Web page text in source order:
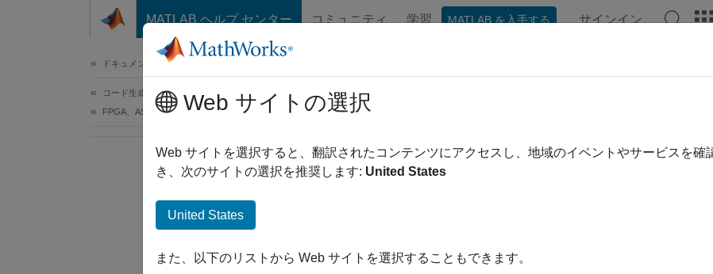
コンテンツへスキップ
MATLAB ヘルプ センター コミュニティ 学習 MATLAB を入手する サインイン
ドキュメンテーションのホーム
コード生成
FPGA、ASIC、および SoC 開発
この情報は役に立ちました
Web サイトの選択
Web サイトを選択すると、翻訳されたコンテンツにアクセスし、地域のイベントやサービスを確
き、次のサイトの選択を推奨します: United States
United States
また、以下のリストから Web サイトを選択することもできます。